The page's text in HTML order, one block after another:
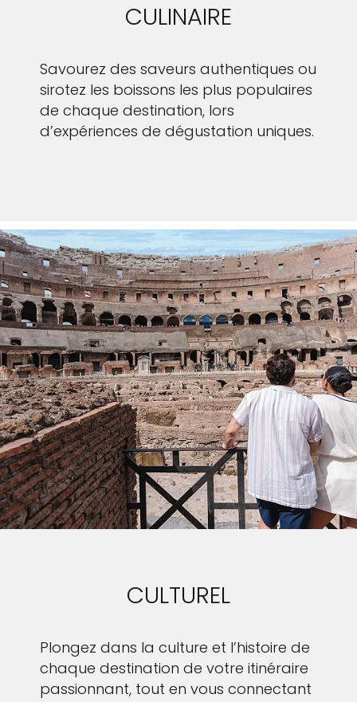
CULINAIRE
Savourez des saveurs authentiques ou
sirotez les boissons les plus populaires
de chaque destination, lors
d’expériences de dégustation uniques.
CULTUREL
Plongez dans la culture et l’histoire de
chaque destination de votre itinéraire
passionnant, tout en vous connectant